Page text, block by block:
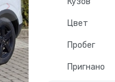
Цвет
Пробег
Пригнано